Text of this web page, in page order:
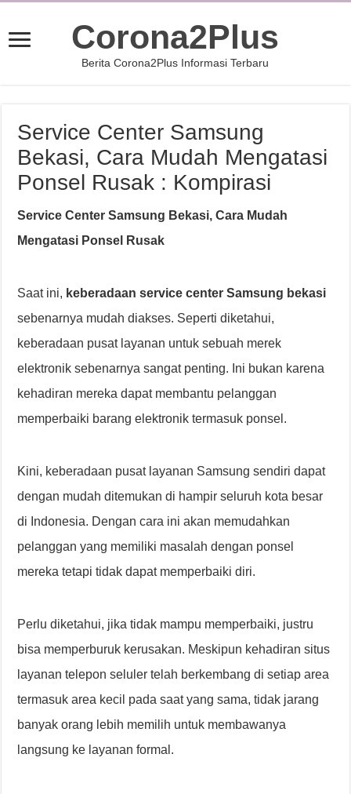
Corona2Plus
Berita Corona2Plus Informasi Terbaru
Service Center Samsung
Bekasi, Cara Mudah Mengatasi
Ponsel Rusak : Kompirasi
Service Center Samsung Bekasi, Cara Mudah
Mengatasi Ponsel Rusak
Saat ini, keberadaan service center Samsung bekasi
sebenarnya mudah diakses. Seperti diketahui,
keberadaan pusat layanan untuk sebuah merek
elektronik sebenarnya sangat penting. Ini bukan karena
kehadiran mereka dapat membantu pelanggan
memperbaiki barang elektronik termasuk ponsel.
Kini, keberadaan pusat layanan Samsung sendiri dapat
dengan mudah ditemukan di hampir seluruh kota besar
di Indonesia. Dengan cara ini akan memudahkan
pelanggan yang memiliki masalah dengan ponsel
mereka tetapi tidak dapat memperbaiki diri.
Perlu diketahui, jika tidak mampu memperbaiki, justru
bisa memperburuk kerusakan. Meskipun kehadiran situs
layanan telepon seluler telah berkembang di setiap area
termasuk area kecil pada saat yang sama, tidak jarang
banyak orang lebih memilih untuk membawanya
langsung ke layanan formal.